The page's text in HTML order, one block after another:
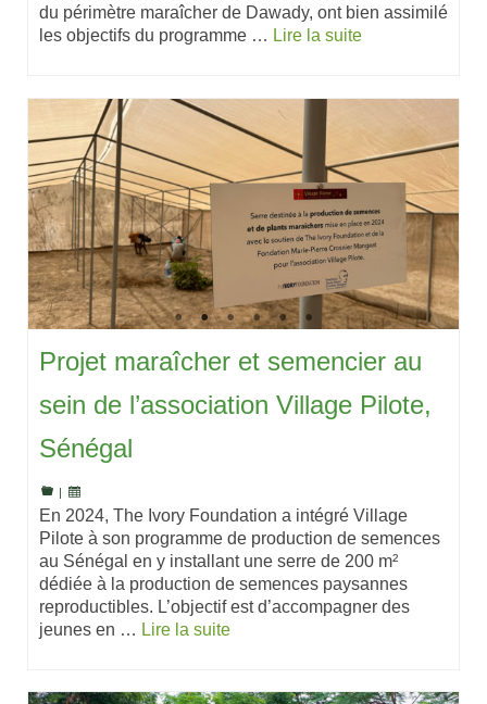
du périmètre maraîcher de Dawady, ont bien assimilé
les objectifs du programme … Lire la suite
Projet maraîcher et semencier au
sein de l’association Village Pilote,
Sénégal
|
En 2024, The Ivory Foundation a intégré Village
Pilote à son programme de production de semences
au Sénégal en y installant une serre de 200 m²
dédiée à la production de semences paysannes
reproductibles. L’objectif est d’accompagner des
jeunes en … Lire la suite